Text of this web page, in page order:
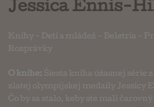
Jessica Ennis-
Knihy - Deti a mládež - Beletria -
Rozprávky
O knihe: Šiesta kniha úžasnej série
zlatej olympijskej medaily Jessicy
Čo by sa stalo, keby ste mali